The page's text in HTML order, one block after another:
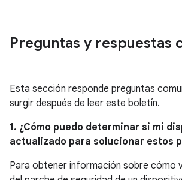
Preguntas y respuestas
Esta sección responde preguntas
surgir después de leer este boletín.
1. ¿Cómo puedo determinar si mi
actualizado para solucionar estos
Para obtener información sobre cómo